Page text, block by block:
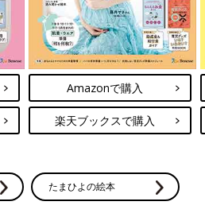
Amazonで購入
楽天ブックスで購入
たまひよの絵本